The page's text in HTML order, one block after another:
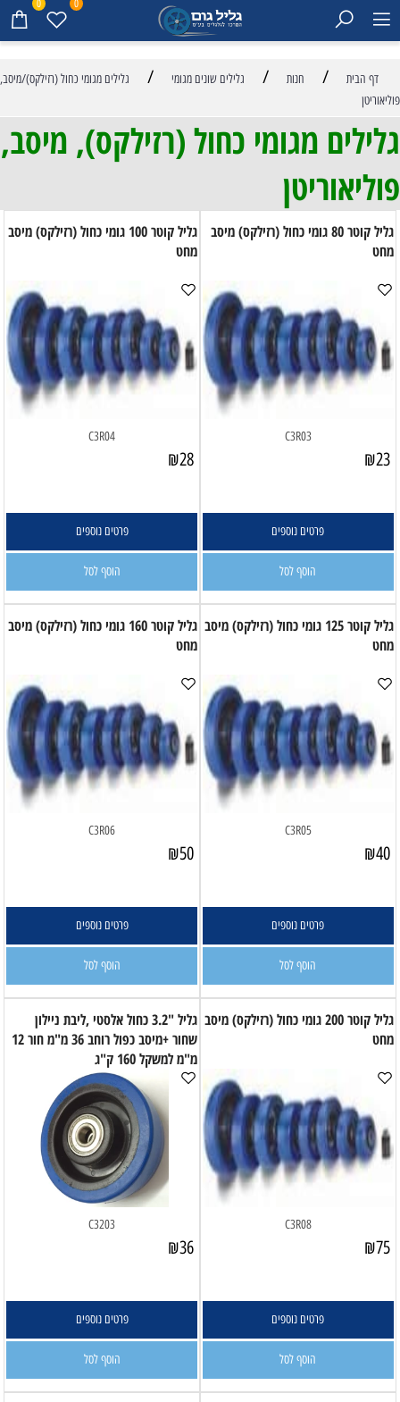
0 0
דף הבית / חנות / גלילים שונים מגומי /
גלילים מגומי כחול (רזילקס)/מיסב,
פוליאוריטן
גלילים מגומי כחול (רזילקס), מיסב,
פוליאוריטן
גליל קוטר 80 גומי כחול (רזילקס) מיסב
מחט
C3R03
₪23
פרטים נוספים
הוסף לסל
גליל קוטר 100 גומי כחול (רזילקס) מיסב
מחט
C3R04
₪28
פרטים נוספים
הוסף לסל
גליל קוטר 125 גומי כחול (רזילקס) מיסב
מחט
C3R05
₪40
פרטים נוספים
הוסף לסל
גליל קוטר 160 גומי כחול (רזילקס) מיסב
מחט
C3R06
₪50
פרטים נוספים
הוסף לסל
גליל קוטר 200 גומי כחול (רזילקס) מיסב
מחט
C3R08
₪75
פרטים נוספים
הוסף לסל
גליל "3.2 כחול אלסטי ,ליבת ניילון
שחור +מיסב כפול רוחב 36 מ"מ חור 12
מ"מ למשקל 160 ק"ג
C3203
₪36
פרטים נוספים
הוסף לסל